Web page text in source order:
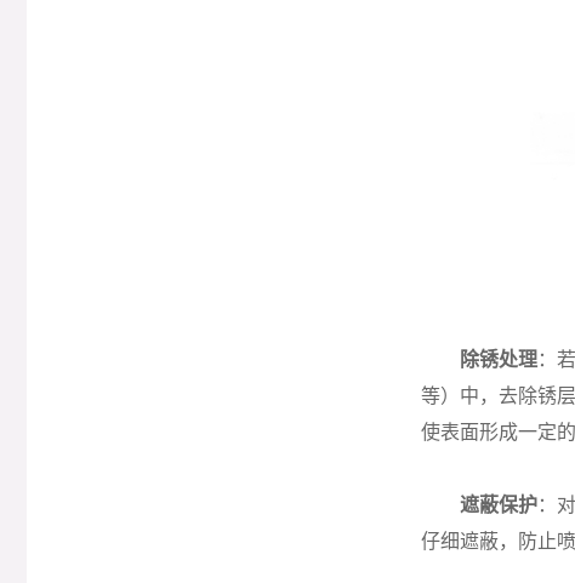
除锈处理：
等）中，去除锈
使表面形成一定
遮蔽保护：
仔细遮蔽，防止